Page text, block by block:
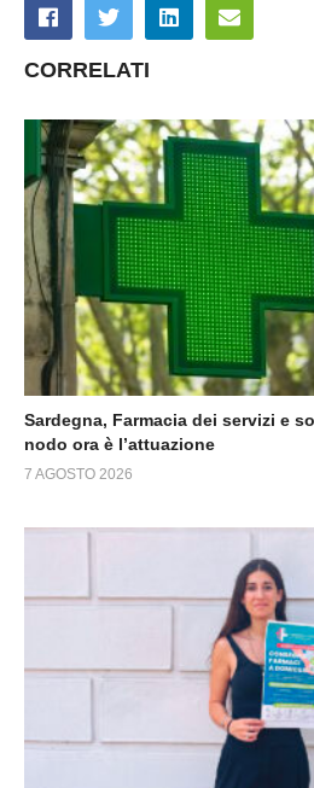
CORRELATI
Sardegna, Farmacia dei servizi e
nodo ora è l’attuazione
7 AGOSTO 2026